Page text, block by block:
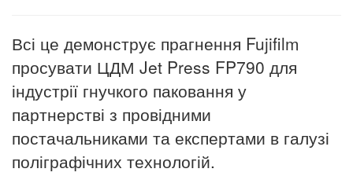
Всі це демонструє прагнення Fujifilm
просувати ЦДМ Jet Press FP790 для
індустрії гнучкого паковання у
партнерстві з провідними
постачальниками та експертами в галузі
поліграфічних технологій.